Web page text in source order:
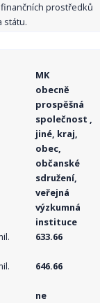
prostředků
státu.
MK
obecně
prospěšná
společnost ,
jiné, kraj,
obec,
občanské
sdružení,
veřejná
výzkumná
instituce
633.66
646.66
ne